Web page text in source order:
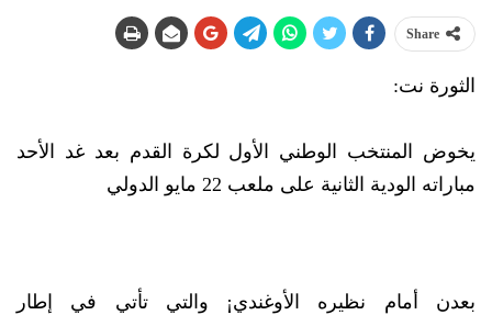
Share
الثورة نت:
يخوض المنتخب الوطني الأول لكرة القدم بعد غد الأحد
مباراته الودية الثانية على ملعب 22 مايو الدولي
بعدن أمام نظيره الأوغندي¡ والتي تأتي في إطار